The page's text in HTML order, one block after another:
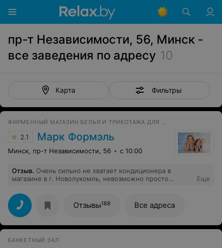
пр-т Независимости, 56, Минск -
все заведения по адресу 10
Карта Фильтры
ФИРМЕННЫЙ МАГАЗИН БЕЛЬЯ И ТРИКОТАЖА ДЛЯ ВСЕЙ СЕМЬИ
2.1 Марк Формэль
Минск, пр-т Независимости, 56 с 10:00
Отзыв. Очень сильно не хватает кондиционера в
магазине в г. Новолукомль, невозможно просто
желание - сбежать побыстрее, очень жарко и душно.
Уважаемое руководство, примите меры и пожалейте
своих клиентов и сотрудников, которым приходиться
работать в таких невыносимых условиях!
Еще
Отзывы188 Все адреса
БАНКЕТНЫЙ ЗАЛ